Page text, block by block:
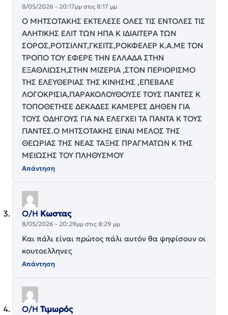
8/05/2026 - 20:17μμ στις 8:17 μμ
Ο ΜΗΤΣΟΤΑΚΗΣ ΕΚΤΕΛΕΣΕ ΟΛΕΣ ΤΙΣ ΕΝΤΟΛΕΣ ΤΙΣ
ΑΛΗΤΙΚΗΣ ΕΛΙΤ ΤΩΝ ΗΠΑ Κ ΙΔΙΑΙΤΕΡΑ ΤΩΝ
ΣΟΡΟΣ,ΡΟΤΣΙΛΝΤ,ΓΚΕΙΤΣ,ΡΟΚΦΕΛΕΡ Κ.Α.ΜΕ ΤΟΝ
ΤΡΟΠΟ ΤΟΥ ΕΦΕΡΕ ΤΗΝ ΕΛΛΑΔΑ ΣΤΗΝ
ΕΞΑΘΛΙΩΣΗ,ΣΤΗΝ ΜΙΖΕΡΙΑ ,ΣΤΟΝ ΠΕΡΙΟΡΙΣΜΟ
ΤΗΣ ΕΛΕΥΘΕΡΙΑΣ ΤΗΣ ΚΙΝΗΣΗΣ ,ΕΠΕΒΑΛΕ
ΛΟΓΟΚΡΙΣΙΑ,ΠΑΡΑΚΟΛΟΥΘΟΥΣΕ ΤΟΥΣ ΠΑΝΤΕΣ Κ
ΤΟΠΟΘΕΤΗΣΕ ΔΕΚΑΔΕΣ ΚΑΜΕΡΕΣ ΔΗΘΕΝ ΓΙΑ
ΤΟΥΣ ΟΔΗΓΟΥΣ ΓΙΑ ΝΑ ΕΛΕΓΧΕΙ ΤΑ ΠΑΝΤΑ Κ ΤΟΥΣ
ΠΑΝΤΕΣ.Ο ΜΗΤΣΟΤΑΚΗΣ ΕΙΝΑΙ ΜΕΛΟΣ ΤΗΣ
ΘΕΩΡΙΑΣ ΤΗΣ ΝΕΑΣ ΤΑΞΗΣ ΠΡΑΓΜΑΤΩΝ Κ ΤΗΣ
ΜΕΙΩΣΗΣ ΤΟΥ ΠΛΗΘΥΣΜΟΥ
Απάντηση
Ο/Η Κωστας
8/05/2026 - 20:29μμ στις 8:29 μμ
Και πάλι είναι πρώτος πάλι αυτόν θα ψηφίσουν οι
κουτοελληνες
Απάντηση
Ο/Η Τιμωρός